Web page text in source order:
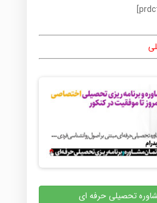
تحصیلی حرفه ای